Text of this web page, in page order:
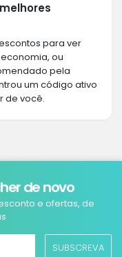
para ver
ou
pela
um código ativo
de você.
de novo
e ofertas, de
SUBSCREVA